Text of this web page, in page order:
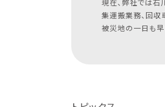
現在、弊社では石
集運搬業務、回収
被災地の一日も早